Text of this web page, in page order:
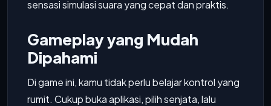
sensasi simulasi suara yang cepat dan praktis.
Gameplay yang Mudah
Dipahami
Di game ini, kamu tidak perlu belajar kontrol yang
rumit. Cukup buka aplikasi, pilih senjata, lalu